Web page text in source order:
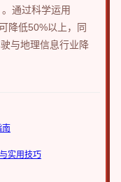
通过科学运用
降低50%以上，同
与地理信息行业降
实用技巧